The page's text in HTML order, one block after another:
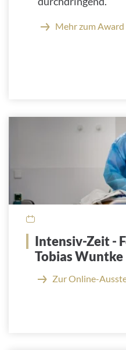
Mehr zum Award
Intensiv-Zeit -
Tobias Wuntke
Zur Online-